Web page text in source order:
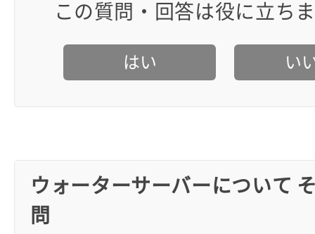
この質問・回答は役に立ち
はい い
ウォーターサーバーについて
問